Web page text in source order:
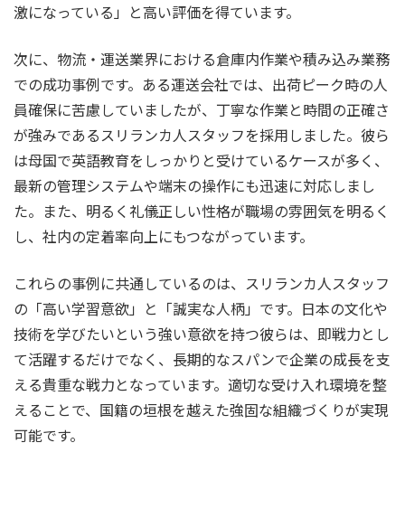
激になっている」と高い評価を得ています。
次に、物流・運送業界における倉庫内作業や積み込み業務
での成功事例です。ある運送会社では、出荷ピーク時の人
員確保に苦慮していましたが、丁寧な作業と時間の正確さ
が強みであるスリランカ人スタッフを採用しました。彼ら
は母国で英語教育をしっかりと受けているケースが多く、
最新の管理システムや端末の操作にも迅速に対応しまし
た。また、明るく礼儀正しい性格が職場の雰囲気を明るく
し、社内の定着率向上にもつながっています。
これらの事例に共通しているのは、スリランカ人スタッフ
の「高い学習意欲」と「誠実な人柄」です。日本の文化や
技術を学びたいという強い意欲を持つ彼らは、即戦力とし
て活躍するだけでなく、長期的なスパンで企業の成長を支
える貴重な戦力となっています。適切な受け入れ環境を整
えることで、国籍の垣根を越えた強固な組織づくりが実現
可能です。